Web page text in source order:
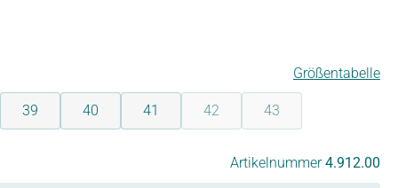
Größentabelle
39 40 41 42(Diese Option ist zurzeit nicht
43(Diese Option ist
Artikelnummer4.912.00